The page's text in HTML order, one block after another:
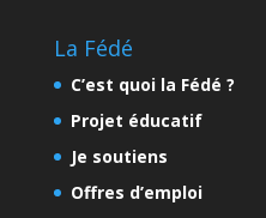
La Fédé
C’est quoi la Fédé ?
Projet éducatif
Je soutiens
Offres d’emploi